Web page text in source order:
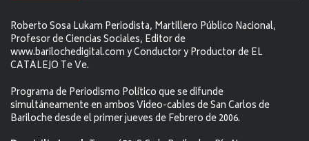
Roberto Sosa Lukam Periodista, Martillero Público Nacional,
Profesor de Ciencias Sociales, Editor de
www.barilochedigital.com y Conductor y Productor de EL
CATALEJO Te Ve.
Programa de Periodismo Político que se difunde
simultáneamente en ambos Video-cables de San Carlos de
Bariloche desde el primer jueves de Febrero de 2006.